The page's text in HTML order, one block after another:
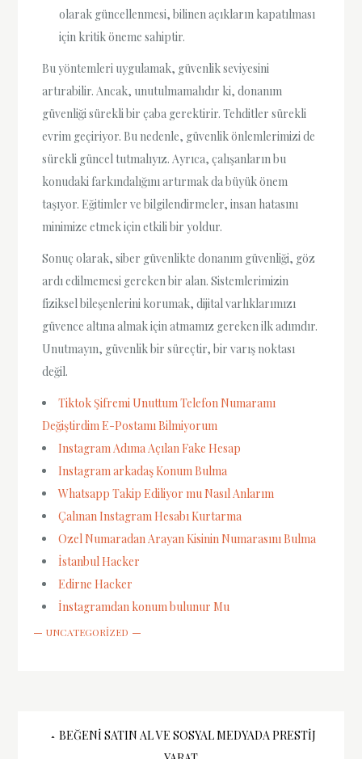
olarak güncellenmesi, bilinen açıkların kapatılması
için kritik öneme sahiptir.
Bu yöntemleri uygulamak, güvenlik seviyesini
artırabilir. Ancak, unutulmamalıdır ki, donanım
güvenliği sürekli bir çaba gerektirir. Tehditler sürekli
evrim geçiriyor. Bu nedenle, güvenlik önlemlerimizi de
sürekli güncel tutmalıyız. Ayrıca, çalışanların bu
konudaki farkındalığını artırmak da büyük önem
taşıyor. Eğitimler ve bilgilendirmeler, insan hatasını
minimize etmek için etkili bir yoldur.
Sonuç olarak, siber güvenlikte donanım güvenliği, göz
ardı edilmemesi gereken bir alan. Sistemlerimizin
fiziksel bileşenlerini korumak, dijital varlıklarımızı
güvence altına almak için atmamız gereken ilk adımdır.
Unutmayın, güvenlik bir süreçtir, bir varış noktası
değil.
Tiktok Şifremi Unuttum Telefon Numaramı
Değiştirdim E-Postamı Bilmiyorum
Instagram Adıma Açılan Fake Hesap
Instagram arkadaş Konum Bulma
Whatsapp Takip Ediliyor mu Nasıl Anlarım
Çalınan Instagram Hesabı Kurtarma
Ozel Numaradan Arayan Kisinin Numarasını Bulma
İstanbul Hacker
Edirne Hacker
İnstagramdan konum bulunur Mu
UNCATEGORIZED
Yazı
BEĞENI SATIN AL VE SOSYAL MEDYADA PRESTIJ